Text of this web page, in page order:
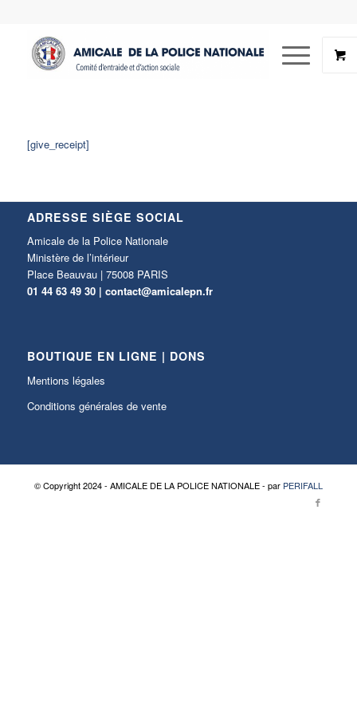
[give_receipt]
ADRESSE SIÈGE SOCIAL
Amicale de la Police Nationale
Ministère de l’intérieur
Place Beauvau | 75008 PARIS
01 44 63 49 30 | contact@amicalepn.fr
BOUTIQUE EN LIGNE | DONS
Mentions légales
Conditions générales de vente
© Copyright 2024 - AMICALE DE LA POLICE NATIONALE - par PERIFALL